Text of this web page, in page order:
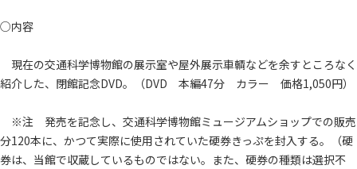
○内容
現在の交通科学博物館の展示室や屋外展示車輌などを余すところなく
紹介した、閉館記念DVD。（DVD 本編47分 カラー 価格1,050円）
※注 発売を記念し、交通科学博物館ミュージアムショップでの販売
分120本に、かつて実際に使用されていた硬券きっぷを封入する。（硬
券は、当館で収蔵しているものではない。また、硬券の種類は選択不